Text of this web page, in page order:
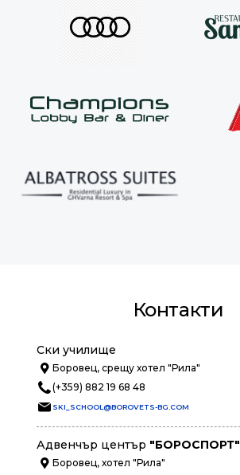
Контакти
Ски училище
Боровец, срещу хотел "Рила"
(+359) 882 19 68 48
SKI_SCHOOL@BOROVETS-BG.COM
Адвенчър център "БОРОСПОРТ"
Боровец, хотел "Рила"